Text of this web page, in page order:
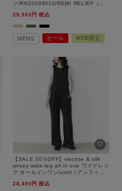
ツ/RN30389010/REMI RELIEF（レ
29,502
税込
MENS セール WEB限定
【SALE 30％OFF】viscose & silk
jersey wide leg all in one ワイドレッ
グ オールインワン/unfil（アンフィ
28,490
税込